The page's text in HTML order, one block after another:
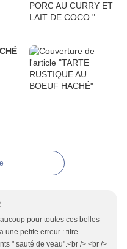
pour toutes ces belles
une petite erreur : titre
" sauté de veau".<br /> <br />